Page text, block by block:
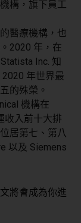
構，旗下員工
醫療機構，也
2020 年，在
Inc. 知
年世界最
的殊榮。
機構在
收入前十大排
居第七、第八
以及 Siemens
將會成為你進